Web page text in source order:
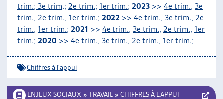
trim.; 3e trim.; 2e trim.; 1er trim.; 2023 >> 4e trim., 3e
trim., 2e trim., 1er trim.; 2022 >> 4e trim., 3e trim., 2e
trim., 1er trim.; 2021 >> 4e trim., 3e trim., 2e trim., 1er
trim.; 2020 >> 4e trim., 3e trim., 2e trim., 1er trim.;
Chiffres à l'appui
ENJEUX SOCIAUX » TRAVAIL » CHIFFRES À L’APPUI